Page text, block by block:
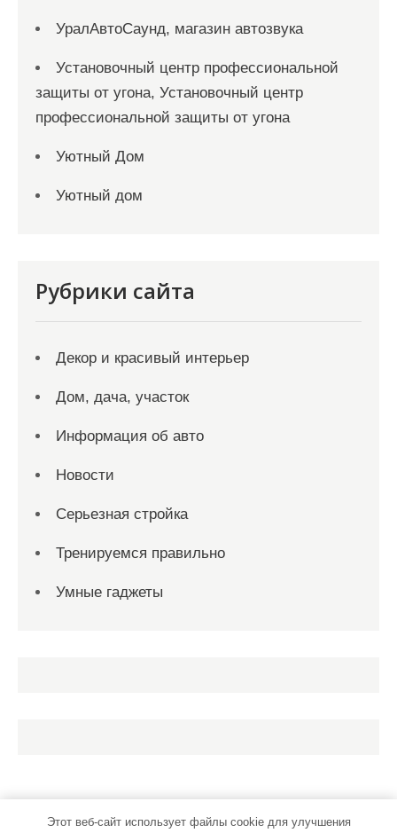
УралАвтоСаунд, магазин автозвука
Установочный центр профессиональной
защиты от угона, Установочный центр
профессиональной защиты от угона
Уютный Дом
Уютный дом
Рубрики сайта
Декор и красивый интерьер
Дом, дача, участок
Информация об авто
Новости
Серьезная стройка
Тренируемся правильно
Умные гаджеты
Этот веб-сайт использует файлы cookie для улучшения